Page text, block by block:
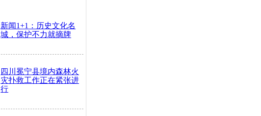
新闻1+1：历史文化名
城，保护不力就摘牌
四川冕宁县境内森林火
灾扑救工作正在紧张进
行